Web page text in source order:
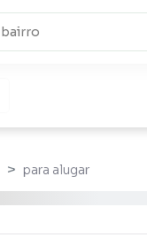
para alugar